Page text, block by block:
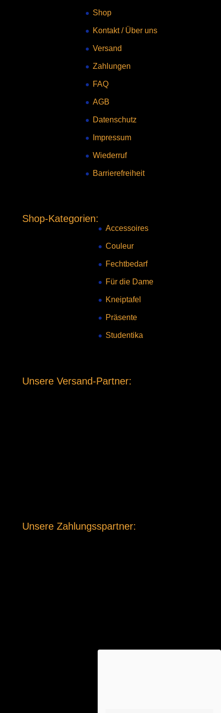
Shop
Kontakt/ Über uns
Versand
Zahlungen
FAQ
AGB
Datenschutz
Impressum
Wiederruf
Barrierefreiheit
Shop-Kategorien:
Accessoires
Couleur
Fechtbedarf
Für die Dame
Kneiptafel
Präsente
Studentika
Unsere Versand-Partner:
Unsere Zahlungsspartner: